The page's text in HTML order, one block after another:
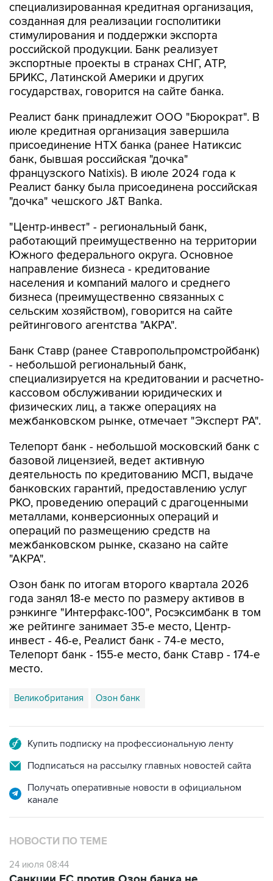
стимулирования и поддержки экспорта
российской продукции. Банк реализует
экспортные проекты в странах СНГ, АТР,
БРИКС, Латинской Америки и других
государствах, говорится на сайте банка.
Реалист банк принадлежит ООО "Бюрократ". В
присоединение НТХ банка (ранее Натиксис
банк, бывшая российская "дочка"
французского Natixis). В июле 2024 года к
Реалист банку была присоединена российская
"дочка" чешского J&T Banka.
"Центр-инвест" - региональный банк,
Южного федерального округа. Основное
направление бизнеса - кредитование
населения и компаний малого и среднего
бизнеса (преимущественно связанных с
сельским хозяйством), говорится на сайте
рейтингового агентства "АКРА".
Банк Ставр (ранее Ставропольпромстройбанк)
специализируется на кредитовании и расчетно-
кассовом обслуживании юридических и
физических лиц, а также операциях на
межбанковском рынке, отмечает "Эксперт РА".
Телепорт банк - небольшой московский банк с
деятельность по кредитованию МСП, выдаче
банковских гарантий, предоставлению услуг
РКО, проведению операций с драгоценными
металлами, конверсионных операций и
операций по размещению средств на
межбанковском рынке, сказано на сайте
"АКРА".
Озон банк по итогам второго квартала 2026
рэнкинге "Интерфакс-100", Росэксимбанк в том
же рейтинге занимает 35-е место, Центр-
инвест - 46-е, Реалист банк - 74-е место,
Телепорт банк - 155-е место, банк Ставр - 174-е
место.
Великобритания
Подписаться на рассылку главных новостей сайта
Получать оперативные новости в официальном
НОВОСТИ ПО ТЕМЕ
24 июля 08:44
распространяются на другие юрлица группы